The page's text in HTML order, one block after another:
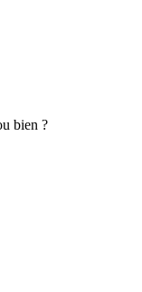
bien ?